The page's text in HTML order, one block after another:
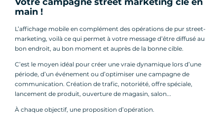
main !
L’affichage mobile en complément des opérations de pur street-
marketing, voilà ce qui permet à votre message d’être diffusé au
bon endroit, au bon moment et auprès de la bonne cible.
C’est le moyen idéal pour créer une vraie dynamique lors d’une
période, d’un événement ou d’optimiser une campagne de
communication. Création de trafic, notoriété, offre spéciale,
lancement de produit, ouverture de magasin, salon...
À chaque objectif, une proposition d’opération.